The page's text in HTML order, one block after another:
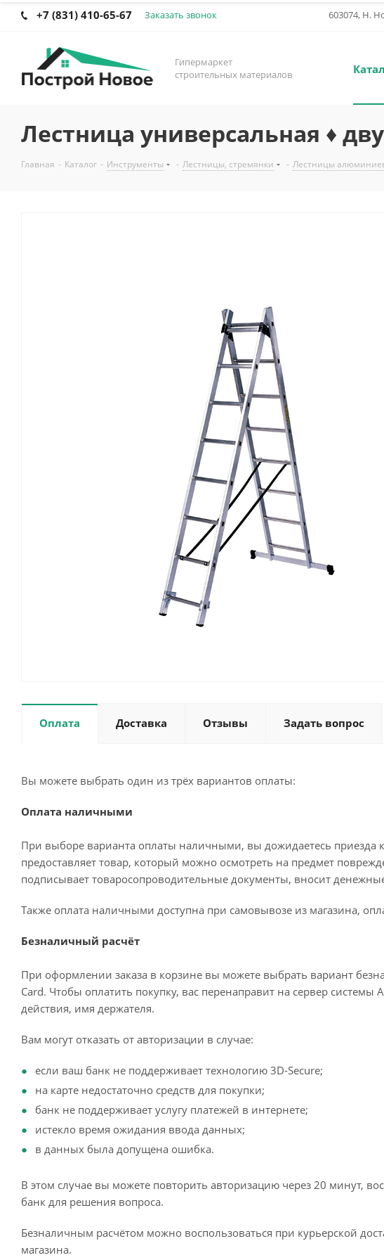
+7 (831) 410-65-67 Заказать звонок 603074, Н.
Гипермаркет
строительных материалов
Лестница универсальная ♦
Главная - Каталог - Инструменты - Лестницы, стремянки - Лестницы
Оплата Доставка Отзывы Задать вопрос
Вы можете выбрать один из трёх вариантов оплаты:
Оплата наличными
При выборе варианта оплаты наличными, вы дожидаетесь приезда
предоставляет товар, который можно осмотреть на предмет
подписывает товаросопроводительные документы, вносит
Также оплата наличными доступна при самовывозе из магазина,
Безналичный расчёт
При оформлении заказа в корзине вы можете выбрать вариант
Card. Чтобы оплатить покупку, вас перенаправит на сервер системы
действия, имя держателя.
Вам могут отказать от авторизации в случае:
если ваш банк не поддерживает технологию 3D-Secure;
на карте недостаточно средств для покупки;
банк не поддерживает услугу платежей в интернете;
истекло время ожидания ввода данных;
в данных была допущена ошибка.
В этом случае вы можете повторить авторизацию через 20 минут,
банк для решения вопроса.
Безналичным расчётом можно воспользоваться при курьерской
магазина.